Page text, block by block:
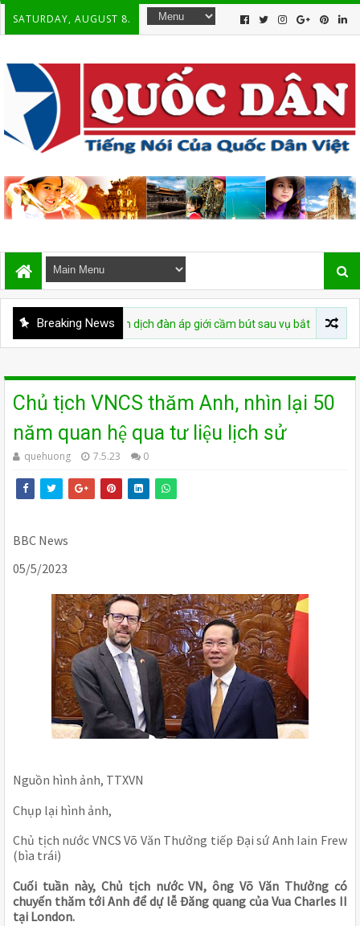
SATURDAY, AUGUST 8.
Breaking News
tái diễn chiến dịch đàn áp giới cầm bút sau vụ bắt giữ tác giả
Chủ tịch VNCS thăm Anh, nhìn lại 50
năm quan hệ qua tư liệu lịch sử
quehuong 7.5.23 0
BBC News
05/5/2023
Nguồn hình ảnh, TTXVN
Chụp lại hình ảnh,
Chủ tịch nước VNCS Võ Văn Thưởng tiếp Đại sứ Anh Iain Frew
(bìa trái)
Cuối tuần này, Chủ tịch nước VN, ông Võ Văn Thưởng có
chuyến thăm tới Anh để dự lễ Đăng quang của Vua Charles II
tại London.